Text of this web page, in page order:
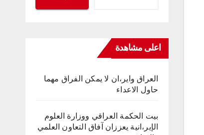
اعلى مشاهدة
العراق واير،ان لا يمكن الفراق مهما
حاول الاعداء
بيت الحكمة العراقي ووزارة العلوم
الإير،انية يعززان آفاق التعاون العلمي